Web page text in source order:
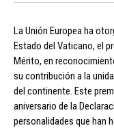
La Unión Europea ha
Estado del Vaticano, el
Mérito, en
su contribución a la
del continente. Este
aniversario de la
personalidades que han